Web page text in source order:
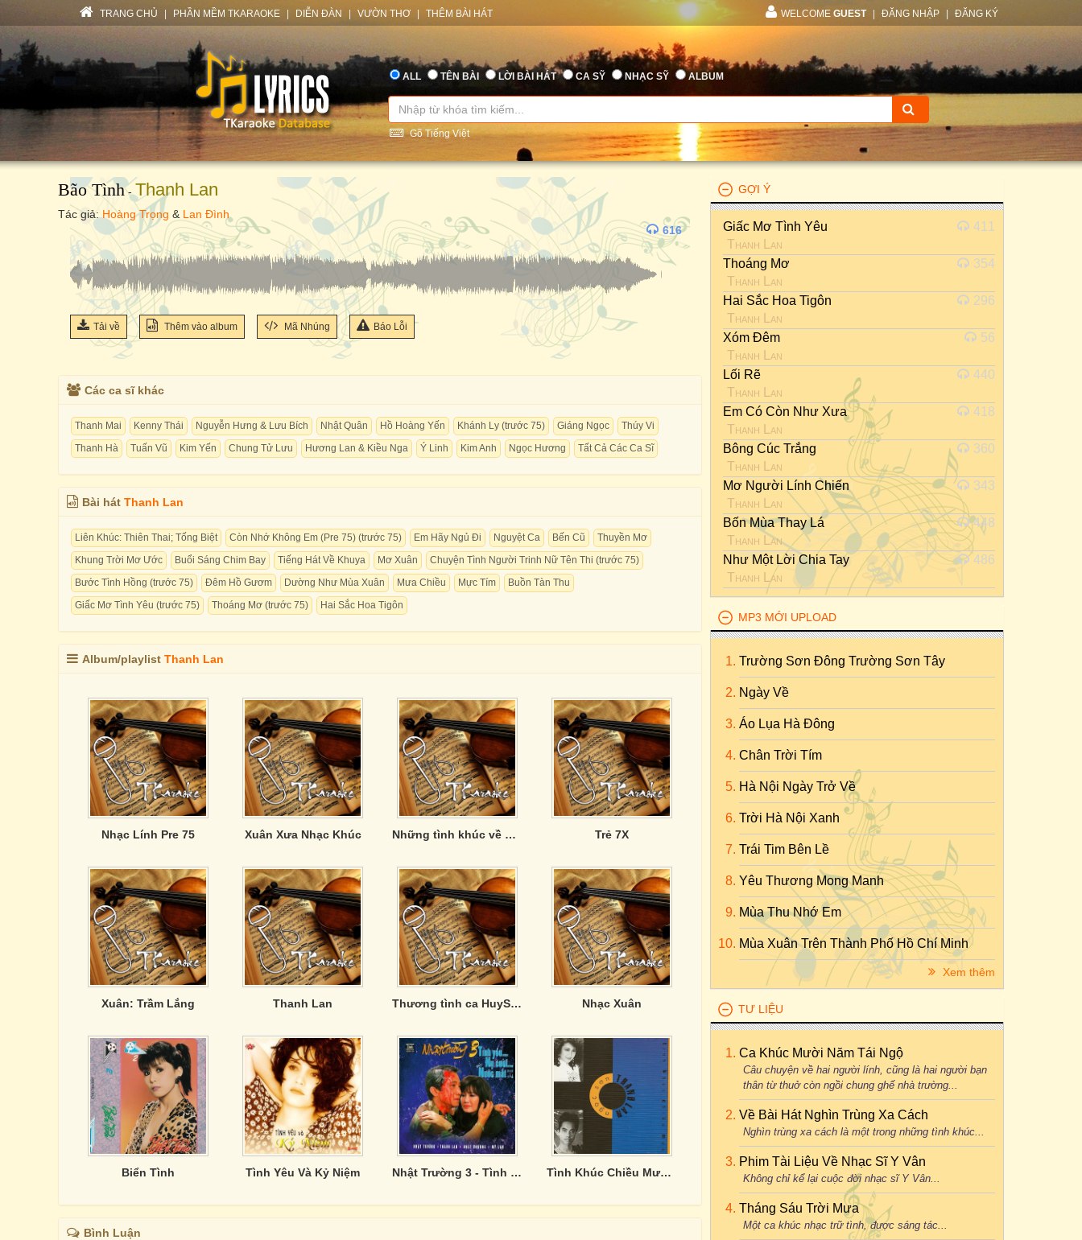
TRANG CHỦ PHẦN MỀM TKARAOKE DIỄN ĐÀN VƯỜN THƠ THÊM BÀI HÁT WELCOME GUEST ĐĂNG NHẬP ĐĂNG KÝ
ALL TÊN BÀI LỜI BÀI HÁT CA SỸ NHẠC SỸ ALBUM
Gõ Tiếng Việt
Bão Tình-Thanh Lan
Tác giả: Hoàng Trọng & Lan Đình
616
Tải về Thêm vào album Mã Nhúng Báo Lỗi
Các ca sĩ khác
Thanh Mai Kenny Thái Nguyễn Hưng & Lưu Bích Nhật Quân Hồ Hoàng Yến Khánh Ly (trước 75) Giáng Ngọc
Thúy Vi
Thanh Hà
Tuấn Vũ Kim Yến Chung Tử Lưu Hương Lan & Kiều Nga Ý Linh Kim Anh Ngọc Hương Tất Cả Các Ca Sĩ
Bài hát Thanh Lan
Liên Khúc: Thiên Thai; Tống Biệt Còn Nhớ Không Em (Pre 75) (trước 75) Em Hãy Ngủ Đi Nguyệt Ca Bến Cũ
Thuyền Mơ
Khung Trời Mơ Ước
Buổi Sáng Chim Bay Tiếng Hát Về Khuya Mơ Xuân
Chuyện Tình Người Trinh Nữ Tên Thi (trước 75)
Bước Tình Hồng (trước 75)
Đêm Hồ Gươm Dường Như Mùa Xuân Mưa Chiều Mực Tím
Buồn Tàn Thu
Giấc Mơ Tình Yêu (trước 75)
Thoáng Mơ (trước 75) Hai Sắc Hoa Tigôn
Album/playlist Thanh Lan
Nhạc Lính Pre 75 Xuân Xưa Nhạc Khúc Những tình khúc về Lính Trẻ 7X
Xuân: Trầm Lắng Thanh Lan Thương tình ca HuySony Nhạc Xuân
Biển Tình Tình Yêu Và Kỷ Niệm Nhật Trường 3 - Tình Yêu Nụ Cười Nước Mắt Tình Khúc Chiều Mưa - Thanh Lan, Ngọc Sơn
Bình Luận
GỢI Ý
Giấc Mơ Tình Yêu
Thanh Lan
411
Thoáng Mơ
Thanh Lan
354
Hai Sắc Hoa Tigôn
Thanh Lan
296
Xóm Đêm
Thanh Lan
56
Lối Rẽ
Thanh Lan
440
Em Có Còn Như Xưa
Thanh Lan
418
Bông Cúc Trắng
Thanh Lan
360
Mơ Người Lính Chiến
Thanh Lan
343
Bốn Mùa Thay Lá
Thanh Lan
448
Như Một Lời Chia Tay
Thanh Lan
486
MP3 MỚI UPLOAD
Trường Sơn Đông Trường Sơn Tây
Ngày Về
Áo Lụa Hà Đông
Chân Trời Tím
Hà Nội Ngày Trở Về
Trời Hà Nội Xanh
Trái Tim Bên Lề
Yêu Thương Mong Manh
Mùa Thu Nhớ Em
Mùa Xuân Trên Thành Phố Hồ Chí Minh
Xem thêm
TƯ LIỆU
Ca Khúc Mười Năm Tái Ngộ
Câu chuyện về hai người lính, cũng là hai người bạn
thân từ thuở còn ngồi chung ghế nhà trường...
Về Bài Hát Nghìn Trùng Xa Cách
Nghìn trùng xa cách là một trong những tình khúc...
Phim Tài Liệu Về Nhạc Sĩ Y Vân
Không chỉ kể lại cuộc đời nhạc sĩ Y Vân...
Tháng Sáu Trời Mưa
Một ca khúc nhạc trữ tình, được sáng tác...